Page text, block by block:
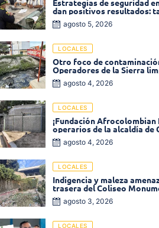
Estrategias de seguridad
dan positivos resultados:
homicidios disminuyó un
agosto 5, 2026
LOCALES
Otro foco de
Operadores de la Sierra
puente de la calle 19 con
agosto 4, 2026
LOCALES
¡Fundación Afrocolombian
operarios de la alcaldía de
ponen la 10! Realizan
parte posterior del Coliseo
agosto 4, 2026
LOCALES
Indigencia y maleza
trasera del Coliseo
comunidad exige acción
agosto 3, 2026
LOCALES